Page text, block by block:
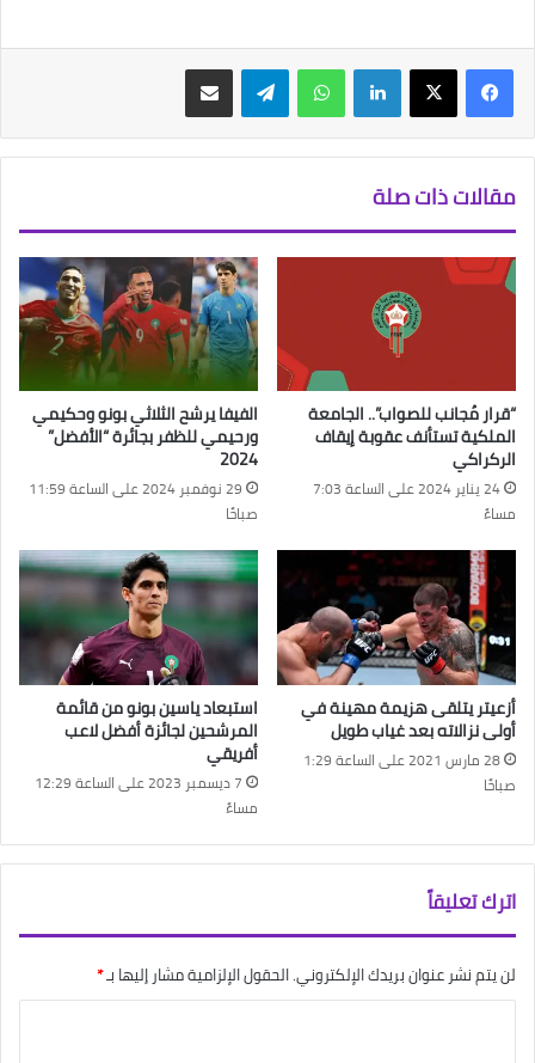
فيسبوك‫X لينكدإن واتساب تيلقرام مشاركة عبر البريد
مقالات ذات صلة
“قرار مُجانب للصواب”.. الجامعة
الملكية تستأنف عقوبة إيقاف
الركراكي
24 يناير 2024 على الساعة 7:03
مساءً
الفيفا يرشح الثلاثي بونو وحكيمي
ورحيمي للظفر بجائرة “الأفضل”
2024
29 نوفمبر 2024 على الساعة 11:59
صباحًا
أزعيتر يتلقى هزيمة مهينة في
أولى نزالاته بعد غياب طويل
28 مارس 2021 على الساعة 1:29
صباحًا
استبعاد ياسين بونو من قائمة
المرشحين لجائزة أفضل لاعب
أفريقي
7 ديسمبر 2023 على الساعة 12:29
مساءً
اترك تعليقاً
لن يتم نشر عنوان بريدك الإلكتروني.الحقول الإلزامية مشار إليها بـ*